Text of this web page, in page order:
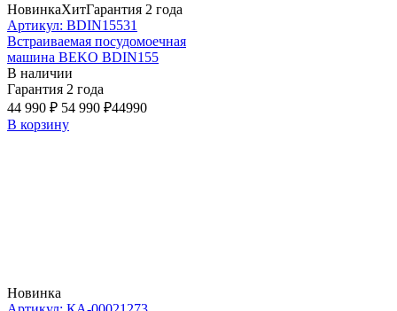
НовинкаХитГарантия 2 года
Артикул: BDIN15531
Встраиваемая посудомоечная
машина BEKO BDIN155
В наличии
Гарантия 2 года
44 990 ₽ 54 990 ₽44990
В корзину
Новинка